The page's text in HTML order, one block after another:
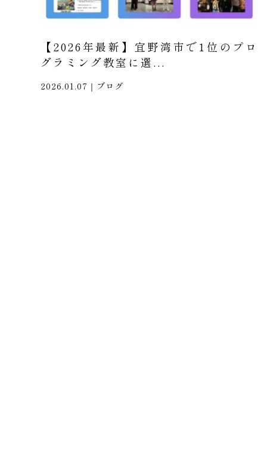
【2026年最新】宜野湾市で1位のプロ
グラミング教室に選...
2026.01.07｜ ブログ